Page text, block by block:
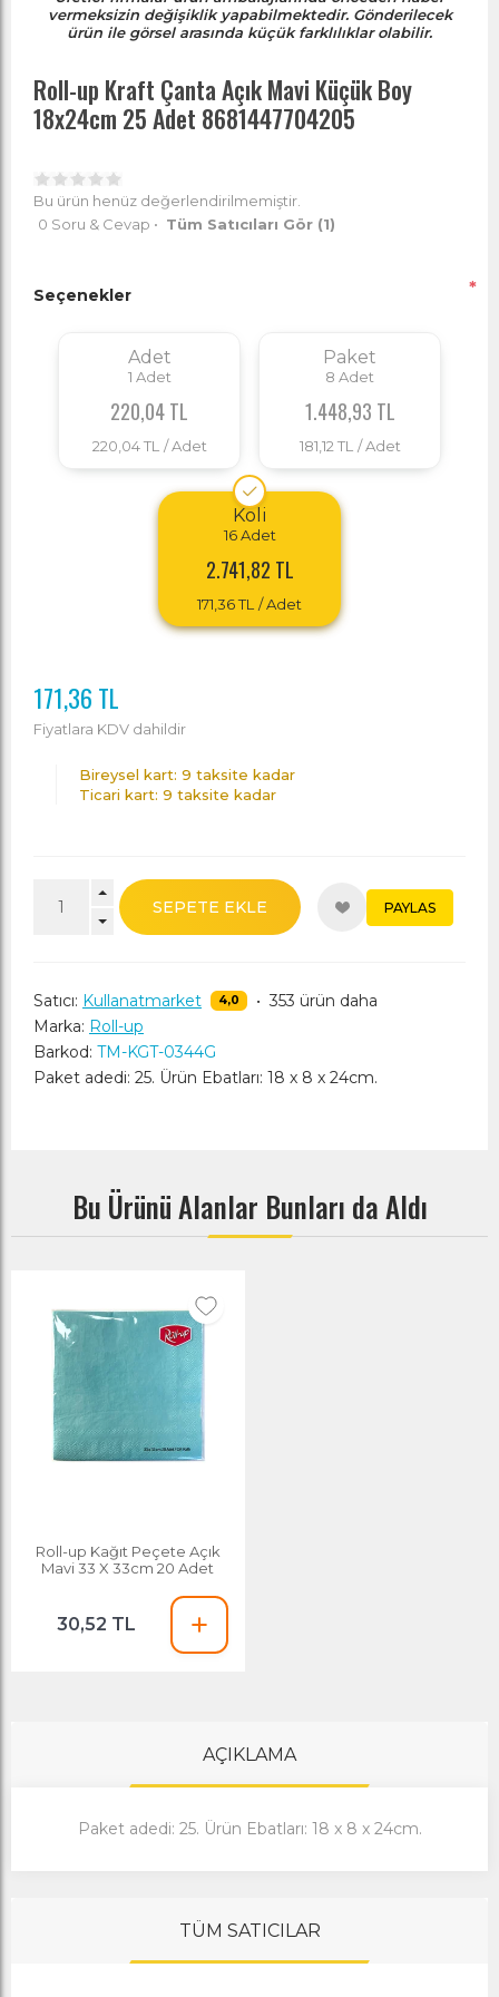
vermeksizin değişiklik yapabilmektedir. Gönderilecek
ürün ile görsel arasında küçük farklılıklar olabilir.
Roll-up Kraft Çanta Açık Mavi Küçük Boy
18x24cm 25 Adet 8681447704205
Bu ürün henüz değerlendirilmemiştir.
0 Soru & Cevap • Tüm Satıcıları Gör (1)
Seçenekler *
Adet
1 Adet
220,04 TL
220,04 TL / Adet
Paket
8 Adet
1.448,93 TL
181,12 TL / Adet
Koli
16 Adet
2.741,82 TL
171,36 TL / Adet
171,36 TL
Fiyatlara KDV dahildir
Bireysel kart: 9 taksite kadar
Ticari kart: 9 taksite kadar
SEPETE EKLE PAYLAS
Satıcı: Kullanatmarket 4,0 • 353 ürün daha
Marka: Roll-up
Barkod: TM-KGT-0344G
Paket adedi: 25. Ürün Ebatları: 18 x 8 x 24cm.
Bu Ürünü Alanlar Bunları da Aldı
Roll-up Kağıt Peçete Açık
Mavi 33 X 33cm 20 Adet
30,52 TL
AÇIKLAMA
Paket adedi: 25. Ürün Ebatları: 18 x 8 x 24cm.
TÜM SATICILAR